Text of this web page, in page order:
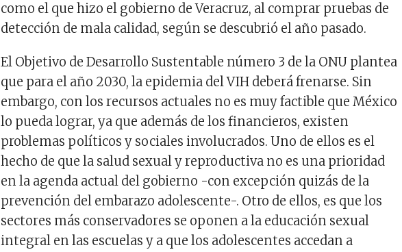
como el que hizo el gobierno de Veracruz, al comprar pruebas de
detección de mala calidad, según se descubrió el año pasado.
El Objetivo de Desarrollo Sustentable número 3 de la ONU plantea
que para el año 2030, la epidemia del VIH deberá frenarse. Sin
embargo, con los recursos actuales no es muy factible que México
lo pueda lograr, ya que además de los financieros, existen
problemas políticos y sociales involucrados. Uno de ellos es el
hecho de que la salud sexual y reproductiva no es una prioridad
en la agenda actual del gobierno -con excepción quizás de la
prevención del embarazo adolescente-. Otro de ellos, es que los
sectores más conservadores se oponen a la educación sexual
integral en las escuelas y a que los adolescentes accedan a